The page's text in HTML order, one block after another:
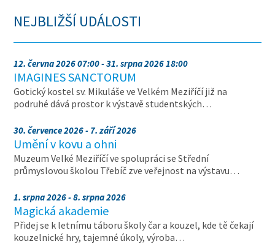
NEJBLIŽŠÍ UDÁLOSTI
12. června 2026 07:00 - 31. srpna 2026 18:00
IMAGINES SANCTORUM
Gotický kostel sv. Mikuláše ve Velkém Meziříčí již na
podruhé dává prostor k výstavě studentských…
30. července 2026 - 7. září 2026
Umění v kovu a ohni
Muzeum Velké Meziříčí ve spolupráci se Střední
průmyslovou školou Třebíč zve veřejnost na výstavu…
1. srpna 2026 - 8. srpna 2026
Magická akademie
Přidej se k letnímu táboru školy čar a kouzel, kde tě čekají
kouzelnické hry, tajemné úkoly, výroba…